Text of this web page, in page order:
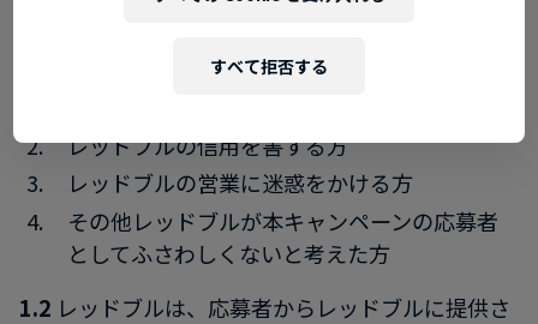
の応募資格がありません
レッドブルの信用を害する方
レッドブルの営業に迷惑をかける方
その他レッドブルが本キャンペーンの応募者
としてふさわしくないと考えた方
1.2 レッドブルは、応募者からレッドブルに提供さ
すべて拒否する